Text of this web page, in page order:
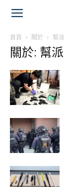
首頁 關於 幫派
關於: 幫派